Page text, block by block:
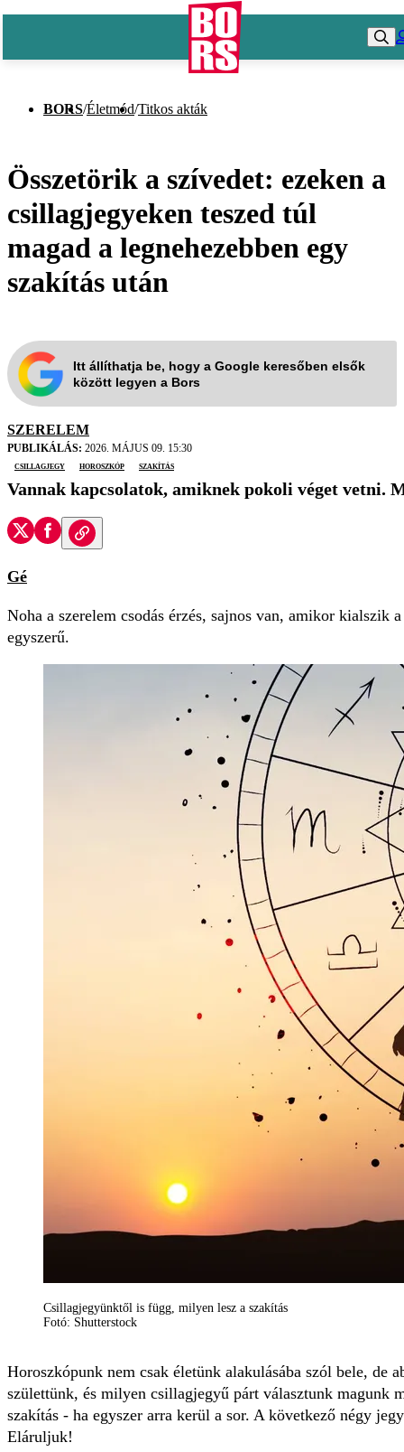
BORS/Életmód/Titkos akták
Összetörik a szívedet: ezeken a
csillagjegyeken teszed túl
magad a legnehezebben egy
szakítás után
Itt állíthatja be, hogy a Google keresőben elsők
között legyen a Bors
SZERELEM
PUBLIKÁLÁS: 2026. MÁJUS 09. 15:30
csillagjegy
horoszkóp szakítás
Vannak kapcsolatok, amiknek pokoli véget vetni.
Gé
Noha a szerelem csodás érzés, sajnos van, amikor kialszik
egyszerű.
Csillagjegyünktől is függ, milyen lesz a szakítás
Fotó: Shutterstock
Horoszkópunk nem csak életünk alakulásába szól bele,
születtünk, és milyen csillagjegyű párt választunk magunk
szakítás - ha egyszer arra kerül a sor. A következő négy
Eláruljuk!